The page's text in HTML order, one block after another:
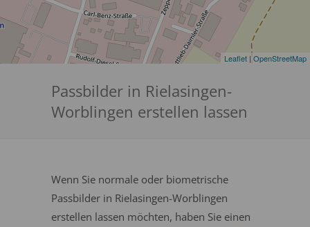
Leaflet |OpenStreetMap
Passbilder in Rielasingen-
Worblingen erstellen lassen
Wenn Sie normale oder biometrische
Passbilder in Rielasingen-Worblingen
erstellen lassen möchten, haben Sie einen